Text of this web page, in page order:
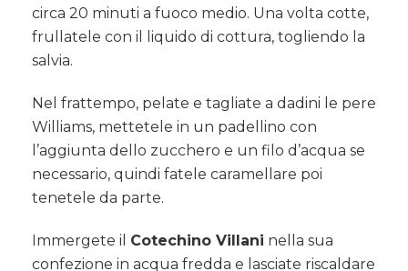
circa 20 minuti a fuoco medio. Una volta cotte,
frullatele con il liquido di cottura, togliendo la
salvia.
Nel frattempo, pelate e tagliate a dadini le pere
Williams, mettetele in un padellino con
l’aggiunta dello zucchero e un filo d’acqua se
necessario, quindi fatele caramellare poi
tenetele da parte.
Immergete il Cotechino Villani nella sua
confezione in acqua fredda e lasciate riscaldare